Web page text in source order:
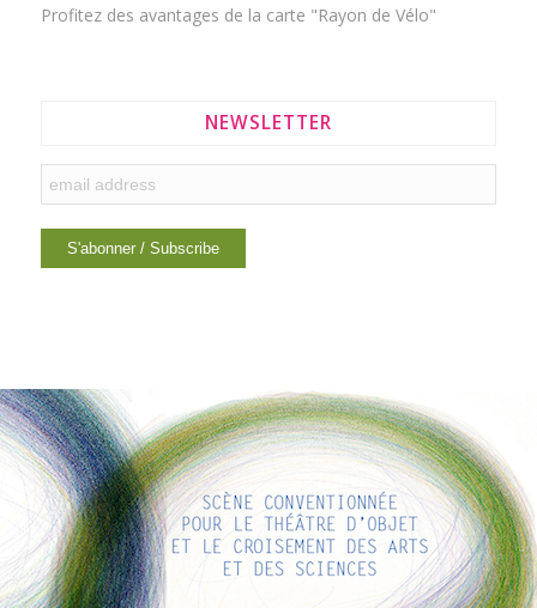
Profitez des avantages de la carte "Rayon de Vélo"
NEWSLETTER
LIENS INTÉRESSANTS
Voici quelques liens intéressants pour vous ! Appréciez votre
séjour :)